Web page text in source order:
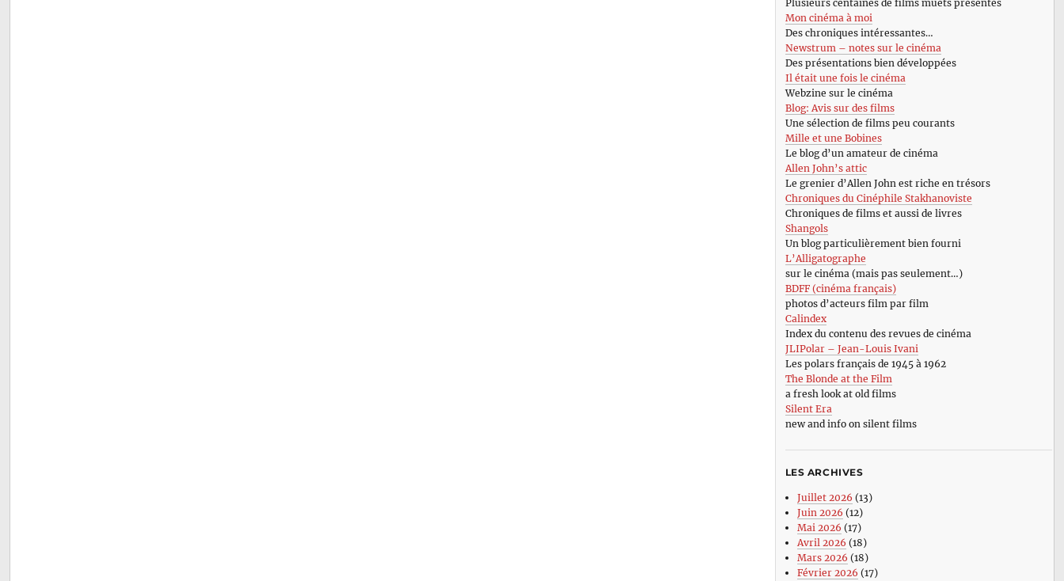
Plusieurs centaines de films muets présentés
Mon cinéma à moi
Des chroniques intéressantes…
Newstrum – notes sur le cinéma
Des présentations bien développées
Il était une fois le cinéma
Webzine sur le cinéma
Blog: Avis sur des films
Une sélection de films peu courants
Mille et une Bobines
Le blog d’un amateur de cinéma
Allen John’s attic
Le grenier d’Allen John est riche en trésors
Chroniques du Cinéphile Stakhanoviste
Chroniques de films et aussi de livres
Shangols
Un blog particulièrement bien fourni
L’Alligatographe
sur le cinéma (mais pas seulement…)
BDFF (cinéma français)
photos d’acteurs film par film
Calindex
Index du contenu des revues de cinéma
JLIPolar – Jean-Louis Ivani
Les polars français de 1945 à 1962
The Blonde at the Film
a fresh look at old films
Silent Era
new and info on silent films
LES ARCHIVES
Juillet 2026 (13)
Juin 2026 (12)
Mai 2026 (17)
Avril 2026 (18)
Mars 2026 (18)
Février 2026 (17)